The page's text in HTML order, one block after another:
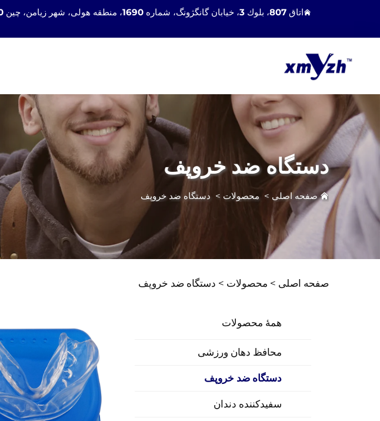
اتاق 807، بلوك 3، خیابان گانگژونگ، شماره 1690، منطقه هولی، شهر زیامن، چین 361100
دستگاه ضد خروپف
صفحه اصلی > محصولات > دستگاه ضد خروپف
صفحه اصلی > محصولات > دستگاه ضد خروپف
همهٔ محصولات
محافظ دهان ورزشی
دستگاه ضد خروپف
سفیدکننده دندان